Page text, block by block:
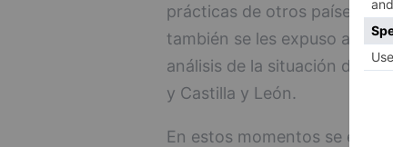
prácticas de otros países
también se les expuso
análisis de la situación de la
y Castilla y León.
En estos momentos se está